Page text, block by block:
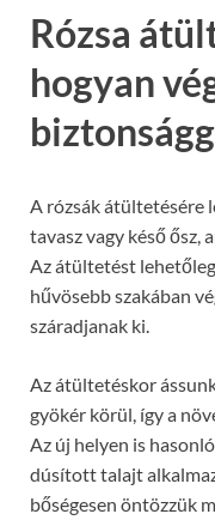
Rózsa
hogyan
A rózsák átültetésére
tavasz vagy késő ősz,
Az átültetést
hűvösebb szakában
száradjanak ki.
Az átültetéskor
gyökér körül, így a
Az új helyen is
dúsított talajt
bőségesen öntözzük